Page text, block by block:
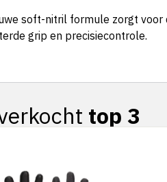
soft-nitril formule zorgt
grip en precisiecontrole.
top 3